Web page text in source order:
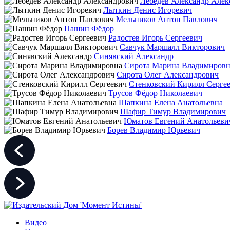
Лыткин Денис Игоревич
Мельников Антон Павлович
Пашин Фёдор
Радостев Игорь Сергеевич
Савчук Маршалл Викторович
Синявский Александр
Сирота Марина
Сирота Олег Александрович
Стенковский Кирилл
Трусов Фёдор Николаевич
Шапкина Елена Анатольевна
Шафир Тимур Владимирович
Юматов Евгений
Борев Владимир Юрьевич
Видео